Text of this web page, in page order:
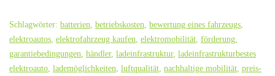
Schlagwörter: batterien betriebskosten bewertung eines fahrzeugs
elektroautos elektrofahrzeug kaufen elektromobilität förderung
garantiebedingungen händler, ladeinfrastruktur, ladeinfrastrukturbestes
elektroauto lademöglichkeiten luftqualität nachhaltige mobilität preis-